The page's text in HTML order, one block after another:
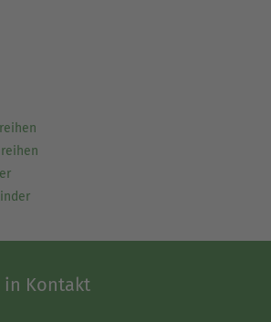
in Kontakt